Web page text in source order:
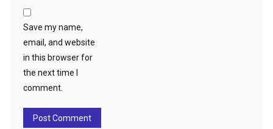
Save my name,
email, and website
in this browser for
the next time I
comment.